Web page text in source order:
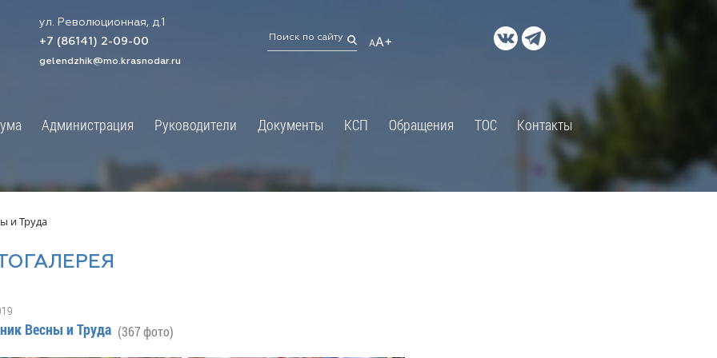
ул. Революционная, д.1
+7 (86141) 2-09-00
gelendzhik@mo.krasnodar.ru
АA+
Администрация Руководители Документы КСП Обращения ТОС Контакты
×
информация
организации
График приёмов граждан
депутатами
ДОКУМЕНТЫ
Правовые акты и их экспертиза
Экспертиза действующих
нормативных правовых актов
Оценка применения
и Труда
Весны и Труда (367 фото)